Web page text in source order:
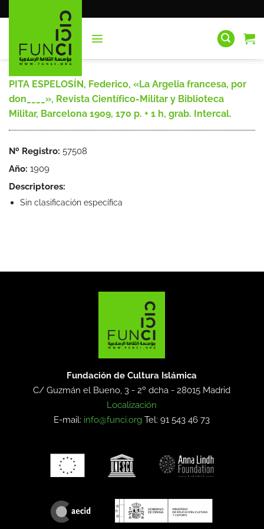
al
PITA ESPELOSÍN, Federico, «La Argelia francesa, por
don____», Revista Científico-Militar y Biblioteca
Militar, Barcelona 1909, 170 p. + 1 h, grab. Intercal.
Nº Registro: 57508
Año: 1909
Descriptores:
Sin clasificación específica
Fundación de Cultura Islámica
C/ Guzmán el Bueno, 3 - 2º dcha -28015 Madrid
Localización
E-mail: info@funci.org Tel: 91 543 46 73